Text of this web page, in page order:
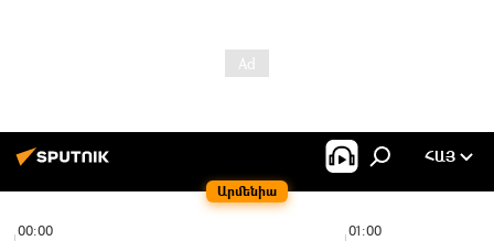
Արմենիա
ՀԱՅ
00:00 01:00